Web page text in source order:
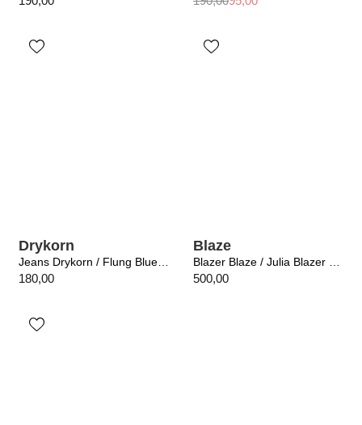
Drykorn
Jeans Drykorn / Flung Blue 3400
180,00
Blaze
500,00